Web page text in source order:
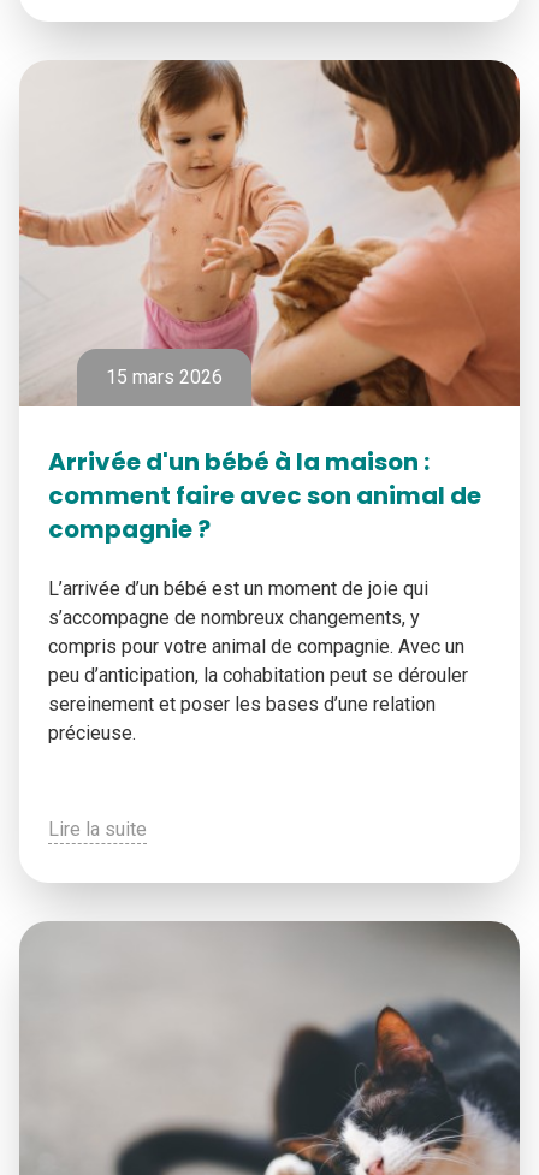
15 mars 2026
Arrivée d'un bébé à la maison :
comment faire avec son animal de
compagnie ?
L’arrivée d’un bébé est un moment de joie qui
s’accompagne de nombreux changements, y
compris pour votre animal de compagnie. Avec un
peu d’anticipation, la cohabitation peut se dérouler
sereinement et poser les bases d’une relation
précieuse.
Lire la suite